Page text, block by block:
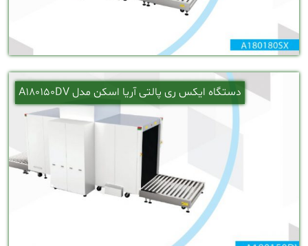
دستگاه ایکس ری پالتی آریا اسکن مدل A180150DV